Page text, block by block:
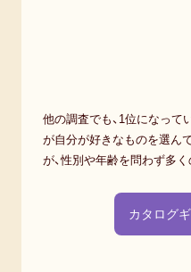
他の調査でも、1位になって
が自分が好きなものを選ん
が、性別や年齢を問わず多
カタログ